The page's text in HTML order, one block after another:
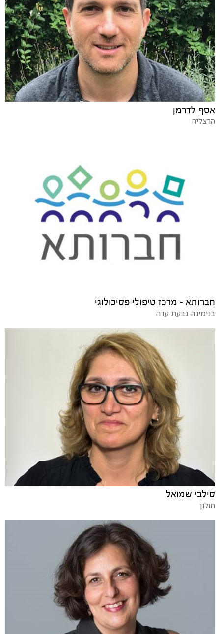
אסף לדרמן
הרצליה
חברותא - מרכז טיפולי פסיכולוגי
בנימינה-גבעת עדה
סילבי שמואל
חולון